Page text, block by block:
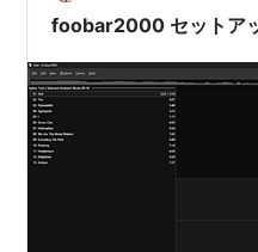
ト。当初はm3u形式で送っ
foobar2000 セットア